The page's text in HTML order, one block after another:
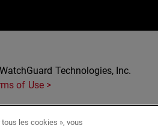
Technologies, Inc.
of Use >
les cookies », vous